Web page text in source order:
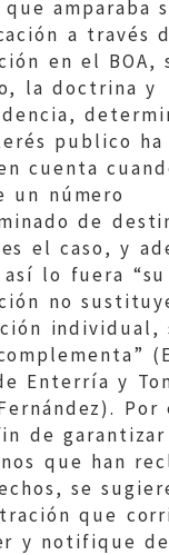
amparaba
a través
en el BOA,
la doctrina y
publico ha
cuenta
un número
de
el caso, y
lo fuera “su
no
individual,
Enterría y
de garantizar
que han
se
que
y notifique